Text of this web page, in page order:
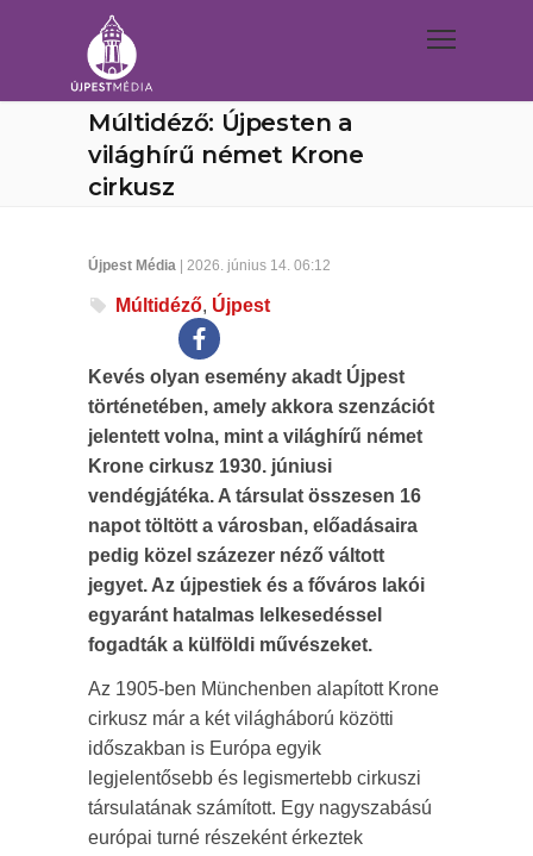
Múltidéző: Újpesten a
világhírű német Krone
cirkusz
Újpest Média | 2026. június 14. 06:12
Múltidéző, Újpest
Kevés olyan esemény akadt Újpest
történetében, amely akkora szenzációt
jelentett volna, mint a világhírű német
Krone cirkusz 1930. júniusi
vendégjátéka. A társulat összesen 16
napot töltött a városban, előadásaira
pedig közel százezer néző váltott
jegyet. Az újpestiek és a főváros lakói
egyaránt hatalmas lelkesedéssel
fogadták a külföldi művészeket.
Az 1905-ben Münchenben alapított Krone
cirkusz már a két világháború közötti
időszakban is Európa egyik
legjelentősebb és legismertebb cirkuszi
társulatának számított. Egy nagyszabású
európai turné részeként érkeztek